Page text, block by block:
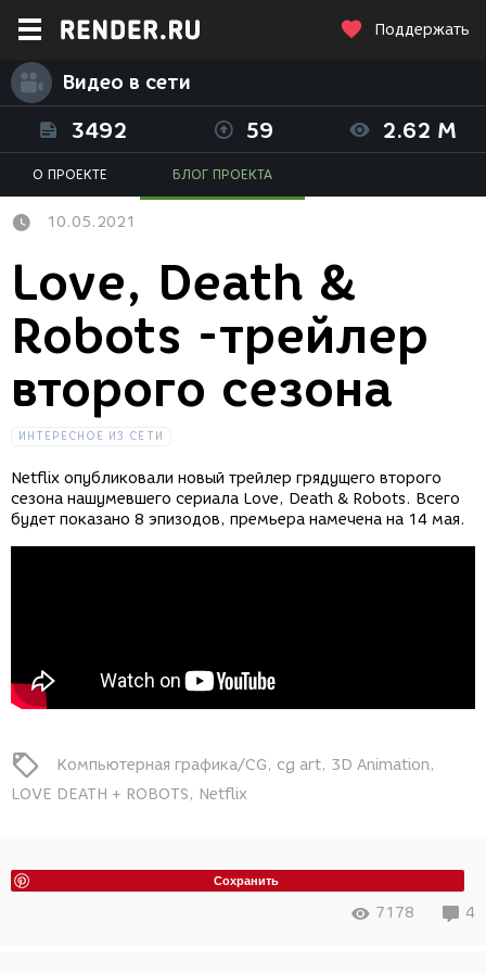
Поддержать
Видео в сети
3492 59 2.62 M
О ПРОЕКТЕ БЛОГ ПРОЕКТА
10.05.2021
Love, Death &
Robots -трейлер
второго сезона
ИНТЕРЕСНОЕ ИЗ СЕТИ
Netflix опубликовали новый трейлер грядущего второго
сезона нашумевшего сериала Love, Death & Robots. Всего
будет показано 8 эпизодов, премьера намечена на 14 мая.
Компьютерная графика/CG cg art 3D Animation
LOVE DEATH + ROBOTS
Netflix
Сохранить
7178 4